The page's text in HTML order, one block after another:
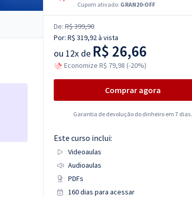
Cupom ativado: GRAN20-OFF
De: R$ 399,90
Por: R$ 319,92à vista
ou 12x de R$ 26,66
Economize R$ 79,98 (-20%)
Comprar agora
Garantia de devolução do dinheiro em 7 dias.
Este curso inclui:
Videoaulas
Audioaulas
PDFs
160 dias para acessar